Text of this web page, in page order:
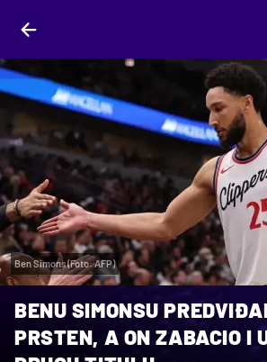
Ben Simons (Foto: AFP)
BENU SIMONSU
PRSTEN, A ON ZABACIO I